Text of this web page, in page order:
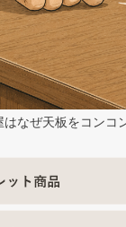
はなぜ天板をコンコ